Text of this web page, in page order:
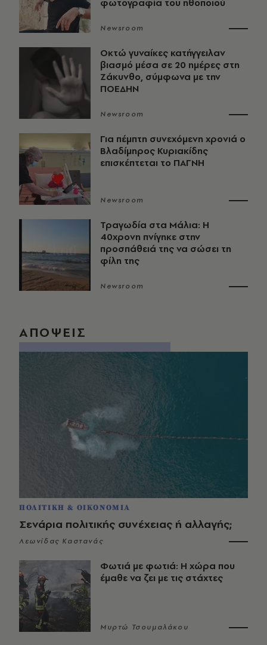
φωτογραφία του ηθοποιού
Newsroom
Οκτώ γυναίκες κατήγγειλαν
βιασμό μέσα σε 20 ημέρες στη
Ζάκυνθο, σύμφωνα με την
ΠΟΕΔΗΝ
Newsroom
Για πέμπτη συνεχόμενη χρονιά ο
Βλαδίμηρος Κυριακίδης
επισκέπτεται το ΠΑΓΝΗ
Newsroom
Τραγωδία στα Μάλια: Η
40χρονη πνίγηκε στην
προσπάθειά της να σώσει τη
φίλη της
Newsroom
ΑΠΟΨΕΙΣ
ΠΟΛΙΤΙΚΗ & ΟΙΚΟΝΟΜΙΑ
Σενάρια πολιτικής συνέχειας ή αλλαγής;
Λεωνίδας Καστανάς
Φωτιά με φωτιά: Η χώρα που
έμαθε να ζει με τις στάχτες
Μυρτώ Τσουμαλάκου